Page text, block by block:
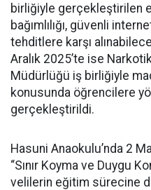
birliğiyle gerçekleştirilen
bağımlılığı, güvenli
tehditlere karşı
Aralık 2025’te ise
Müdürlüğü iş birliğiyle
konusunda öğrencilere
gerçekleştirildi.
Hasuni Anaokulu’nda 2
“Sınır Koyma ve Duygu
velilerin eğitim sürecine